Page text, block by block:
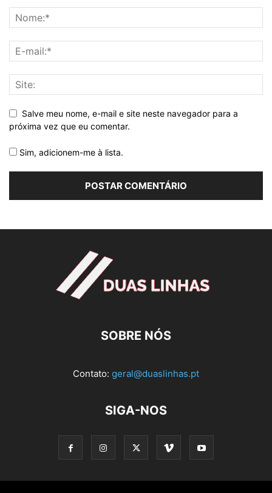
Salve meu nome, e-mail e site neste navegador para a
próxima vez que eu comentar.
Sim, adicionem-me à lista.
SOBRE NÓS
Contato: geral@duaslinhas.pt
SIGA-NOS